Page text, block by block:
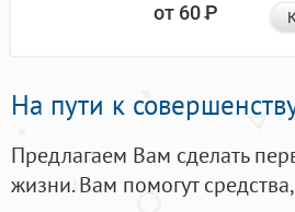
от 60Р
На пути к
Предлагаем Вам сделать
жизни. Вам помогут